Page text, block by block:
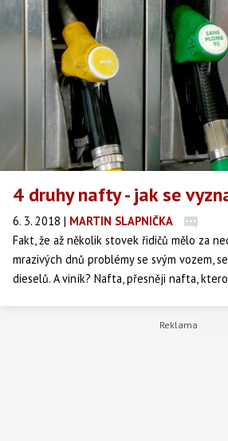
4 druhy nafty - jak se
6. 3. 2018 | MARTIN SLAPNIČKA
Fakt, že až několik stovek řidičů mělo za
mrazivých dnů problémy se svým vozem,
dieselů. A viník? Nafta, přesněji nafta,